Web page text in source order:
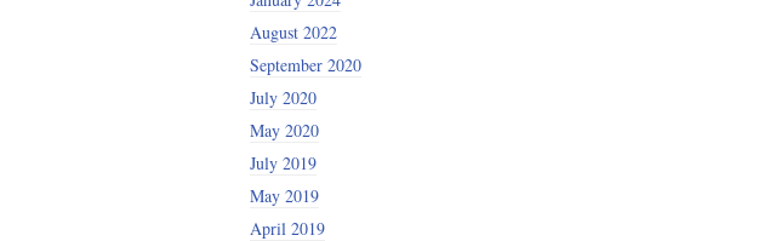
August 2022
September 2020
July 2020
May 2020
July 2019
May 2019
April 2019